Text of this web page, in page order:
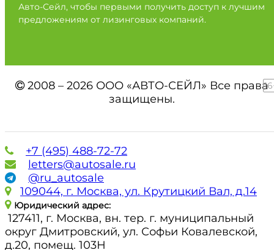
Авто-Сейл, чтобы первыми получить доступ к лучшим
предложениям от лизинговых компаний.
2008 – 2026 ООО «АВТО-СЕЙЛ» Все права
защищены.
+7 (495) 488-72-72
letters@autosale.ru
@ru_autosale
109044, г. Москва, ул. Крутицкий Вал, д.14
Юридический адрес:
127411, г. Москва, вн. тер. г. муниципальный
округ Дмитровский, ул. Софьи Ковалевской,
д.20, помещ. 103Н